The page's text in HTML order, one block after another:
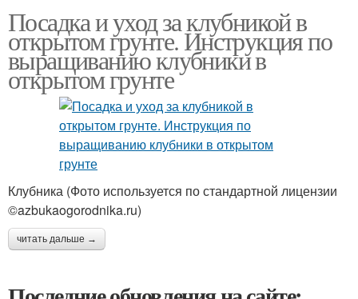
Посадка и уход за клубникой в
открытом грунте. Инструкция по
выращиванию клубники в
открытом грунте
Клубника (Фото используется по стандартной лицензии
©azbukaogorodnika.ru)
читать дальше →